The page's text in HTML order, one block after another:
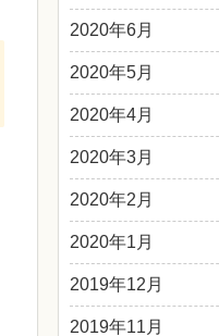
2020年6月
2020年5月
2020年4月
2020年3月
2020年2月
2020年1月
2019年12月
2019年11月